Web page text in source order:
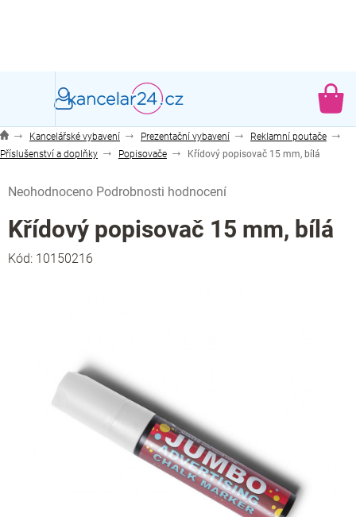
Kancelářské vybavení Prezentační vybavení
Reklamní poutače
Příslušenství a doplňky
Popisovače Křídový popisovač 15 mm, bílá
hodnocení
produktu
je
0,0
Neohodnoceno Podrobnosti hodnocení
Křídový popisovač 15 mm, bílá
Kód: 10150216